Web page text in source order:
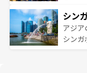
参照し
激する
が待
た文化
み、ど
てお
うな絶
シン
アジ
シンガ